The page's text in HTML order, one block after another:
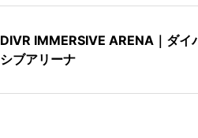
DIVR IMMERSIVE ARENA｜ダイ
シブアリーナ